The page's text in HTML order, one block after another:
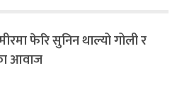
फेरि सुनिन थाल्यो गोली र
आवाज